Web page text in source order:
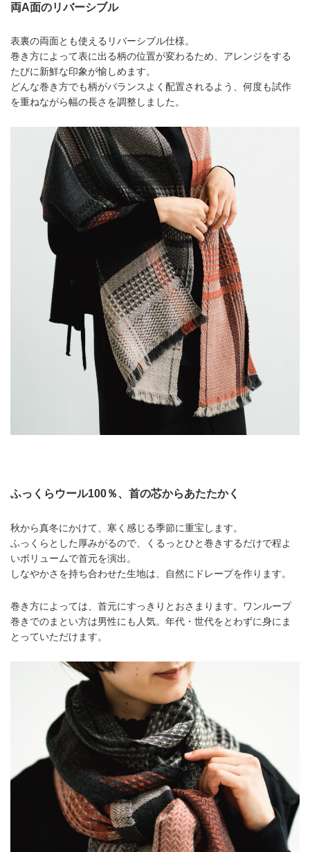
両A面のリバーシブル
表裏の両面とも使えるリバーシブル仕様。
巻き方によって表に出る柄の位置が変わるため、アレンジをする
たびに新鮮な印象が愉しめます。
どんな巻き方でも柄がバランスよく配置されるよう、何度も試作
を重ねながら幅の長さを調整しました。
ふっくらウール100％、首の芯からあたたかく
秋から真冬にかけて、寒く感じる季節に重宝します。
ふっくらとした厚みがるので、くるっとひと巻きするだけで程よ
いボリュームで首元を演出。
しなやかさを持ち合わせた生地は、自然にドレープを作ります。
巻き方によっては、首元にすっきりとおさまります。ワンループ
巻きでのまとい方は男性にも人気。年代・世代をとわずに身にま
とっていただけます。